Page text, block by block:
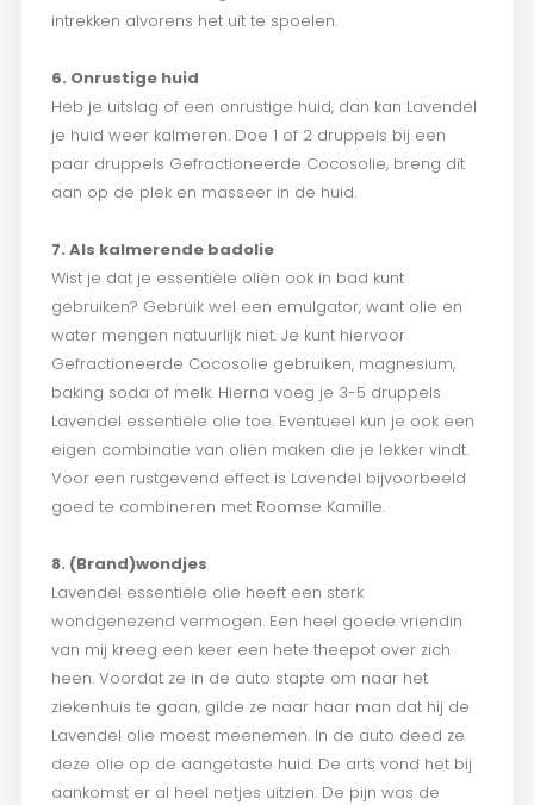
intrekken alvorens het uit te spoelen.
6. Onrustige huid
Heb je uitslag of een onrustige huid, dan kan Lavendel
je huid weer kalmeren. Doe 1 of 2 druppels bij een
paar druppels Gefractioneerde Cocosolie, breng dit
aan op de plek en masseer in de huid.
7. Als kalmerende badolie
Wist je dat je essentiële oliën ook in bad kunt
gebruiken? Gebruik wel een emulgator, want olie en
water mengen natuurlijk niet. Je kunt hiervoor
Gefractioneerde Cocosolie gebruiken, magnesium,
baking soda of melk. Hierna voeg je 3-5 druppels
Lavendel essentiële olie toe. Eventueel kun je ook een
eigen combinatie van oliën maken die je lekker vindt.
Voor een rustgevend effect is Lavendel bijvoorbeeld
goed te combineren met Roomse Kamille.
8. (Brand)wondjes
Lavendel essentiële olie heeft een sterk
wondgenezend vermogen. Een heel goede vriendin
van mij kreeg een keer een hete theepot over zich
heen. Voordat ze in de auto stapte om naar het
ziekenhuis te gaan, gilde ze naar haar man dat hij de
Lavendel olie moest meenemen. In de auto deed ze
deze olie op de aangetaste huid. De arts vond het bij
aankomst er al heel netjes uitzien. De pijn was de